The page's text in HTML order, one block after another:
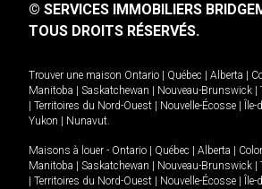
© SERVICES IMMOBILIERS
TOUS DROITS RÉSERVÉS.
Trouver une maison Ontario Québec Alberta
Manitoba
Saskatchewan Nouveau-Brunswick
Territoires du Nord-Ouest Nouvelle-Écosse
Yukon
Nunavut.
Maisons à louer - Ontario Québec Alberta
Manitoba
Saskatchewan Nouveau-Brunswick
Territoires du Nord-Ouest Nouvelle-Écosse